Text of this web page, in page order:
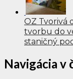
OZ Tvorivá
tvorbu do
staničný
Navigácia v